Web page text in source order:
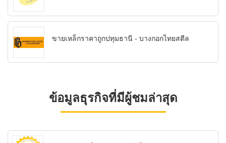
ขายเหล็กราคาถูกปทุมธานี - บางกอกไทยสตีล
ข้อมูลธุรกิจที่มีผู้ชมล่าสุด